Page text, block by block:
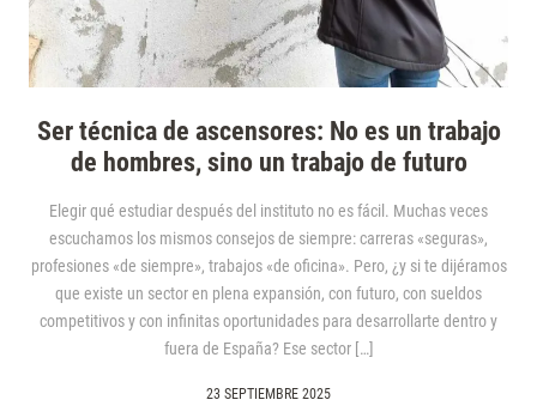
Ser técnica de ascensores: No es un trabajo
de hombres, sino un trabajo de futuro
Elegir qué estudiar después del instituto no es fácil. Muchas veces
escuchamos los mismos consejos de siempre: carreras «seguras»,
profesiones «de siempre», trabajos «de oficina». Pero, ¿y si te dijéramos
que existe un sector en plena expansión, con futuro, con sueldos
competitivos y con infinitas oportunidades para desarrollarte dentro y
fuera de España? Ese sector […]
23 SEPTIEMBRE 2025